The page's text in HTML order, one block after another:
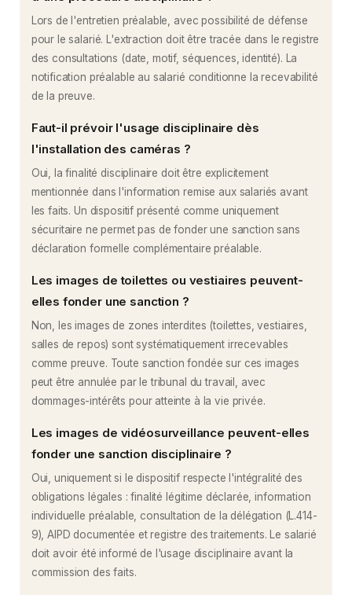
Lors de l'entretien préalable, avec possibilité de défense
pour le salarié. L'extraction doit être tracée dans le registre
des consultations (date, motif, séquences, identité). La
notification préalable au salarié conditionne la recevabilité
de la preuve.
Faut-il prévoir l'usage disciplinaire dès
l'installation des caméras ?
Oui, la finalité disciplinaire doit être explicitement
mentionnée dans l'information remise aux salariés avant
les faits. Un dispositif présenté comme uniquement
sécuritaire ne permet pas de fonder une sanction sans
déclaration formelle complémentaire préalable.
Les images de toilettes ou vestiaires peuvent-
elles fonder une sanction ?
Non, les images de zones interdites (toilettes, vestiaires,
salles de repos) sont systématiquement irrecevables
comme preuve. Toute sanction fondée sur ces images
peut être annulée par le tribunal du travail, avec
dommages-intérêts pour atteinte à la vie privée.
Les images de vidéosurveillance peuvent-elles
fonder une sanction disciplinaire ?
Oui, uniquement si le dispositif respecte l'intégralité des
obligations légales : finalité légitime déclarée, information
individuelle préalable, consultation de la délégation (L.414-
9), AIPD documentée et registre des traitements. Le salarié
doit avoir été informé de l'usage disciplinaire avant la
commission des faits.